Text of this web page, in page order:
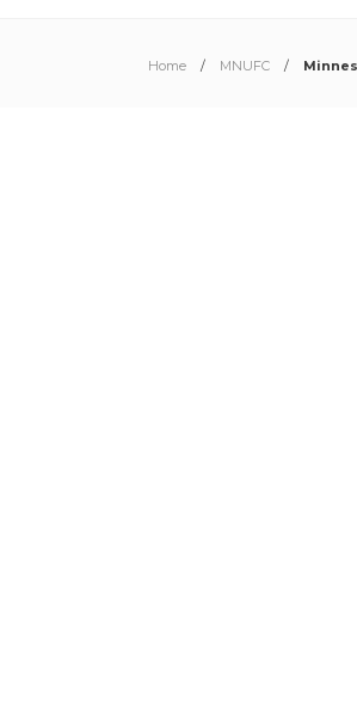
Home MNUFC